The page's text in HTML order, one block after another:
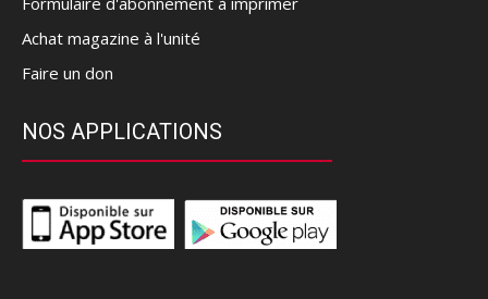
Achat magazine à l'unité
Faire un don
NOS APPLICATIONS